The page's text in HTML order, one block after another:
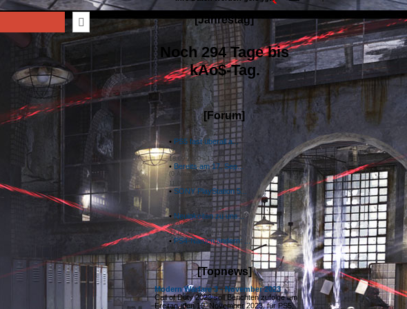
[Jahrestag]
Noch 294 Tage bis
kAo$-Tag.
[Forum]
25.11.2020 - 19:04
• PS5 fast überall a...
(0 Antworten)
18.09.2020 - 13:26
• Bereits am 17. Sep...
(0 Antworten)
11.06.2020 - 15:36
• SONY PlayStation 5...
(0 Antworten)
22.05.2020 - 14:52
• Neuigkeiten zu uns...
(0 Antworten)
22.05.2020 - 14:43
•PS4-Namen ändern: ...
[Topnews]
Modern Warfare 3 - November 2023
Call of Duty 2023 soll Berichten zufolge am
Freitag, den 10. November 2023, für PS5,